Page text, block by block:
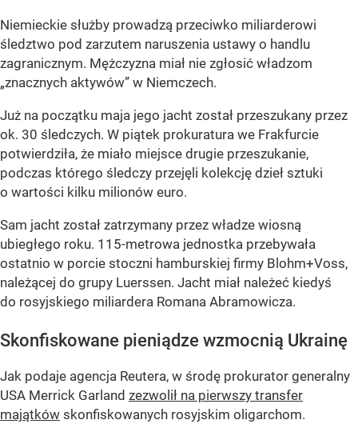
Niemieckie służby prowadzą przeciwko miliarderowi
śledztwo pod zarzutem naruszenia ustawy o handlu
zagranicznym. Mężczyzna miał nie zgłosić władzom
„znacznych aktywów” w Niemczech.
Już na początku maja jego jacht został przeszukany przez
ok. 30 śledczych. W piątek prokuratura we Frakfurcie
potwierdziła, że miało miejsce drugie przeszukanie,
podczas którego śledczy przejęli kolekcję dzieł sztuki
o wartości kilku milionów euro.
Sam jacht został zatrzymany przez władze wiosną
ubiegłego roku. 115-metrowa jednostka przebywała
ostatnio w porcie stoczni hamburskiej firmy Blohm+Voss,
należącej do grupy Luerssen. Jacht miał należeć kiedyś
do rosyjskiego miliardera Romana Abramowicza.
Skonfiskowane pieniądze wzmocnią Ukrainę
Jak podaje agencja Reutera, w środę prokurator generalny
USA Merrick Garland zezwolił na pierwszy transfer
majątków skonfiskowanych rosyjskim oligarchom.